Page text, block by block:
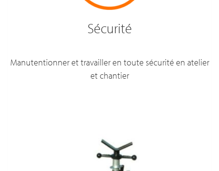
Sécurité
Manutentionner et travailler en toute sécurité en atelier
et chantier